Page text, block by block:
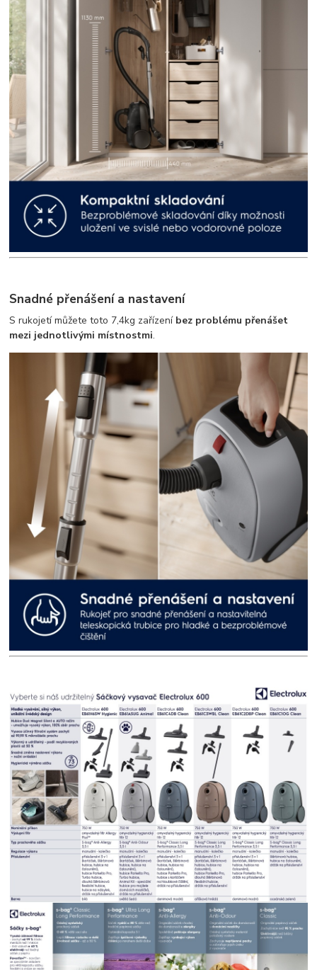
Snadné přenášení a nastavení
S rukojetí můžete toto 7,4kg zařízení bez problému přenášet
mezi jednotlivými místnostmi.